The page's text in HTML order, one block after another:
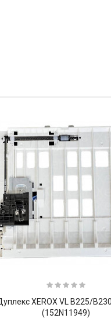
XEROX VL B225/
(152N11949)